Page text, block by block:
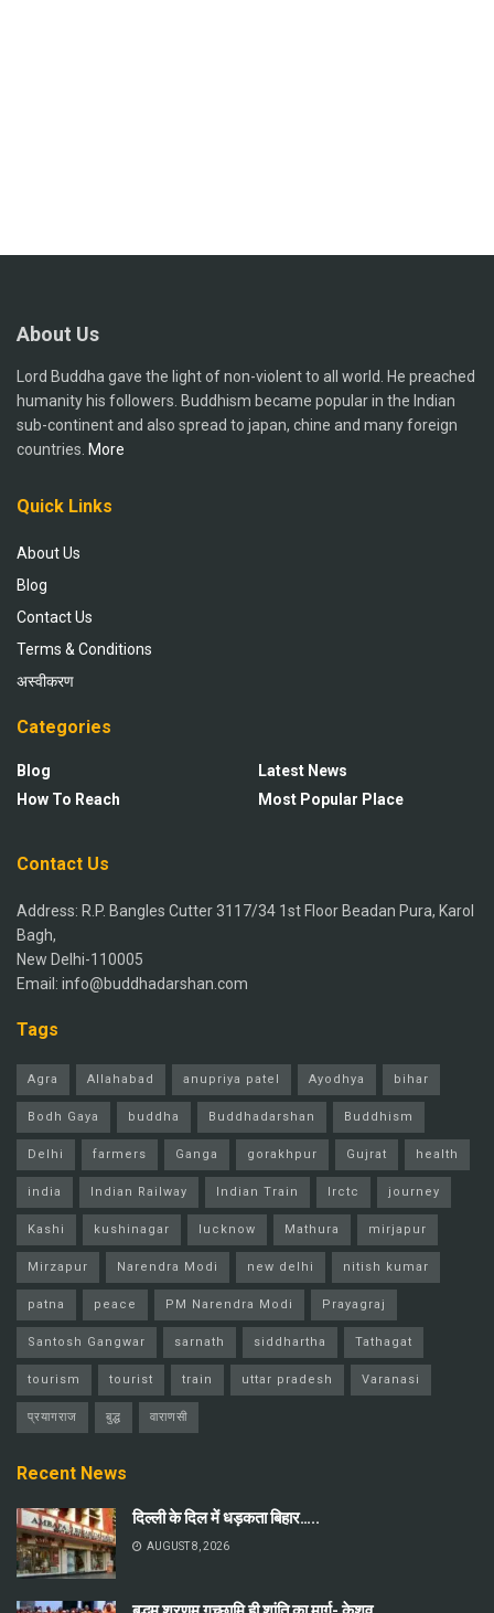
About Us
Lord Buddha gave the light of non-violent to all world. He preached
humanity his followers. Buddhism became popular in the Indian
sub-continent and also spread to japan, chine and many foreign
countries. More
Quick Links
About Us
Blog
Contact Us
Terms & Conditions
अस्वीकरण
Categories
Blog
How To Reach
Latest News
Most Popular Place
Contact Us
Address: R.P. Bangles Cutter 3117/34 1st Floor Beadan Pura, Karol
Bagh,
New Delhi-110005
Email: info@buddhadarshan.com
Tags
Agra Allahabad anupriya patel Ayodhya bihar
Bodh Gaya buddha Buddhadarshan Buddhism
Delhi farmers Ganga gorakhpur Gujrat health
india Indian Railway Indian Train Irctc journey
Kashi kushinagar lucknow Mathura mirjapur
Mirzapur Narendra Modi new delhi nitish kumar
patna peace PM Narendra Modi Prayagraj
Santosh Gangwar sarnath siddhartha Tathagat
tourism tourist train uttar pradesh Varanasi
प्रयागराज बुद्ध वाराणसी
Recent News
दिल्ली के दिल में धड़कता बिहार…..
AUGUST 8, 2026